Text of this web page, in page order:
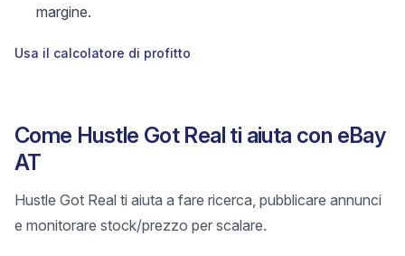
margine.
Usa il calcolatore di profitto
Come Hustle Got Real ti aiuta con eBay
AT
Hustle Got Real ti aiuta a fare ricerca, pubblicare annunci
e monitorare stock/prezzo per scalare.